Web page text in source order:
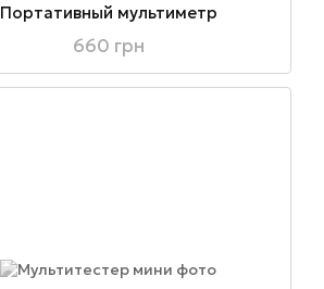
Портативный мультиметр
660 грн